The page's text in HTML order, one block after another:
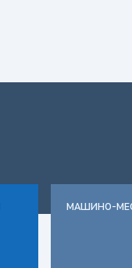
МАШИНО-